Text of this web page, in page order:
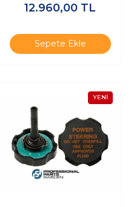
12.960,00 TL
Sepete Ekle